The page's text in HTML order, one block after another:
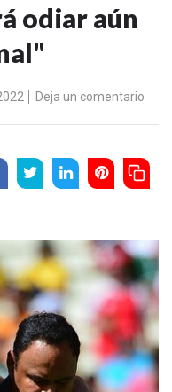
odiar aún
Deja un comentario